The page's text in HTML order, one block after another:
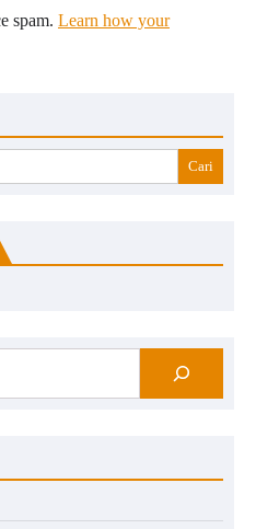
spam. Learn how your
Cari